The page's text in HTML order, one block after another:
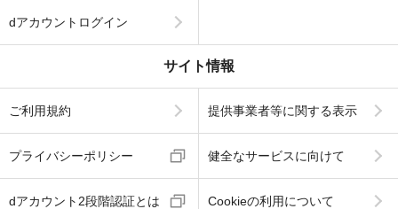
dアカウントログイン
サイト情報
ご利用規約 提供事業者等に関する表示
プライバシーポリシー 健全なサービスに向けて
dアカウント2段階認証とは Cookieの利用について